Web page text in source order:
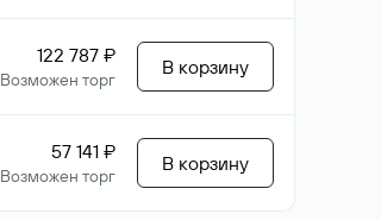
122 787 ₽
Возможен торг
В корзину
57 141 ₽
Возможен торг
В корзину